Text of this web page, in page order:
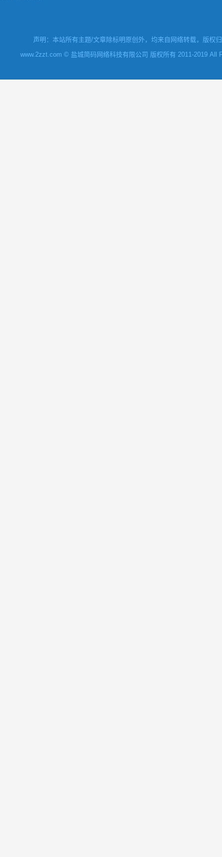
声明：本站所有主题/文章除标明原创外，均来自网络转载，版权
www.2zzt.com © 盐城简码网络科技有限公司 版权所有 2011-2019